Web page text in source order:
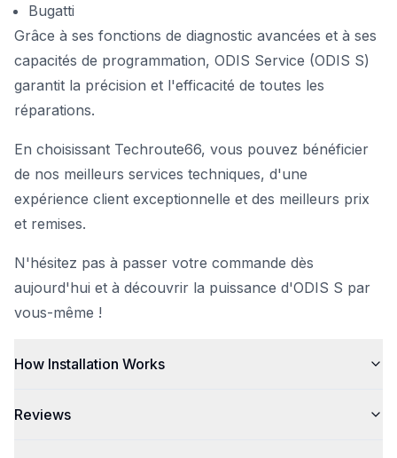
Bugatti
Grâce à ses fonctions de diagnostic avancées et à ses
capacités de programmation, ODIS Service (ODIS S)
garantit la précision et l'efficacité de toutes les
réparations.
En choisissant Techroute66, vous pouvez bénéficier
de nos meilleurs services techniques, d'une
expérience client exceptionnelle et des meilleurs prix
et remises.
N'hésitez pas à passer votre commande dès
aujourd'hui et à découvrir la puissance d'ODIS S par
vous-même !
How Installation Works
Reviews